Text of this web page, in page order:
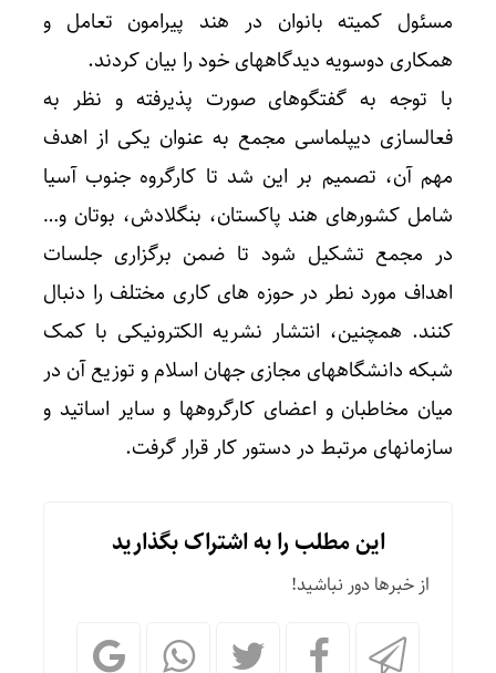
مسئول کمیته بانوان در هند پیرامون تعامل و
همکاری دوسویه دیدگاههای خود را بیان کردند.
با توجه به گفتگوهای صورت پذیرفته و نظر به
فعالسازی دیپلماسی مجمع به عنوان یکی از اهدف
مهم آن، تصمیم بر این شد تا کارگروه جنوب آسیا
شامل کشورهای هند پاکستان، بنگلادش، بوتان و…
در مجمع تشکیل شود تا ضمن برگزاری جلسات
اهداف مورد نطر در حوزه های کاری مختلف را دنبال
کنند. همچنین، انتشار نشریه الکترونیکی با کمک
شبکه دانشگاههای مجازی جهان اسلام و توزیع آن در
میان مخاطبان و اعضای کارگروهها و سایر اساتید و
سازمانهای مرتبط در دستور کار قرار گرفت.
این مطلب را به اشتراک بگذارید
از خبرها دور نباشید!